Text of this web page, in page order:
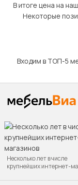
В итоге цена на
Некоторые
Входим в ТОП-5
Несколько лет в числе
крупнейших интернет-